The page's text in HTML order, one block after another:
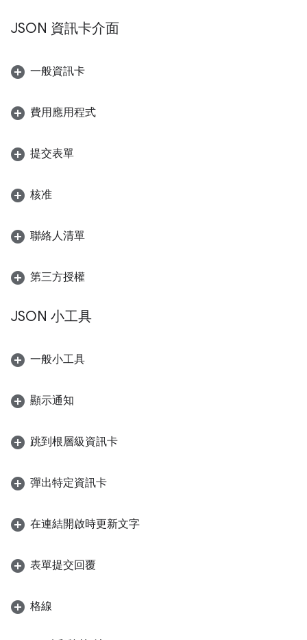
JSON 資訊卡介面
一般資訊卡
費用應用程式
提交表單
核准
聯絡人清單
第三方授權
JSON 小工具
一般小工具
顯示通知
跳到根層級資訊卡
彈出特定資訊卡
在連結開啟時更新文字
表單提交回覆
格線